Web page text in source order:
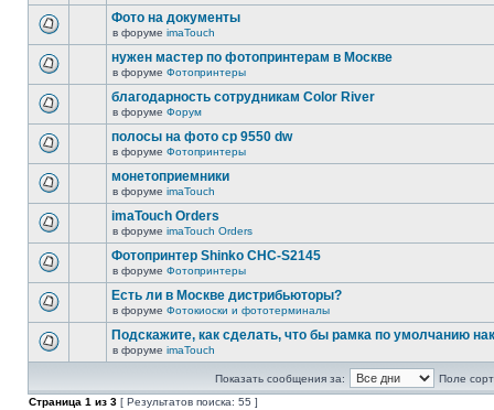
Фото на документы
в форуме imaTouch
нужен мастер по фотопринтерам в Москве
в форуме Фотопринтеры
благодарность сотрудникам Color River
в форуме Форум
полосы на фото cp 9550 dw
в форуме Фотопринтеры
монетоприемники
в форуме imaTouch
imaTouch Orders
в форуме imaTouch Orders
Фотопринтер Shinko CHC-S2145
в форуме Фотопринтеры
Есть ли в Москве дистрибьюторы?
в форуме Фотокиоски и фототерминалы
Подскажите, как сделать, что бы рамка по умолчанию
в форуме imaTouch
Показать сообщения за:
Поле
Страница 1 из 3 [ Результатов поиска: 55 ]